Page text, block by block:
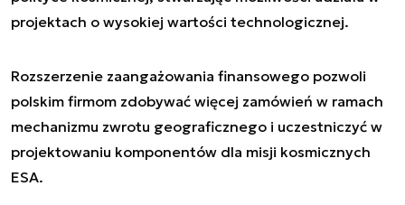
projektach o wysokiej wartości technologicznej.
Rozszerzenie zaangażowania finansowego pozwoli
polskim firmom zdobywać więcej zamówień w ramach
mechanizmu zwrotu geograficznego i uczestniczyć w
projektowaniu komponentów dla misji kosmicznych
ESA.